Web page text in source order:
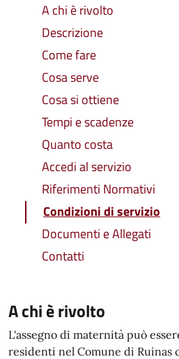
A chi è rivolto
Descrizione
Come fare
Cosa serve
Cosa si ottiene
Tempi e scadenze
Quanto costa
Accedi al servizio
Riferimenti Normativi
Condizioni di servizio
Documenti e Allegati
Contatti
A chi è rivolto
L'assegno di maternità può
residenti nel Comune di Ruinas